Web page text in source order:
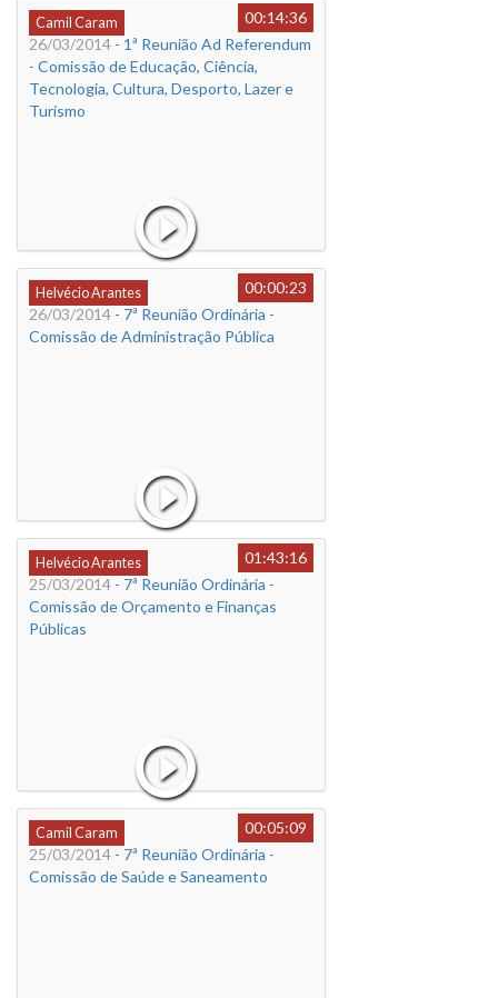
Camil Caram
00:14:36
26/03/2014 - 1ª Reunião Ad Referendum
- Comissão de Educação, Ciência,
Tecnologia, Cultura, Desporto, Lazer e
Turismo
Helvécio Arantes
00:00:23
26/03/2014 - 7ª Reunião Ordinária -
Comissão de Administração Pública
Helvécio Arantes
01:43:16
25/03/2014 - 7ª Reunião Ordinária -
Comissão de Orçamento e Finanças
Públicas
Camil Caram
00:05:09
25/03/2014 - 7ª Reunião Ordinária -
Comissão de Saúde e Saneamento